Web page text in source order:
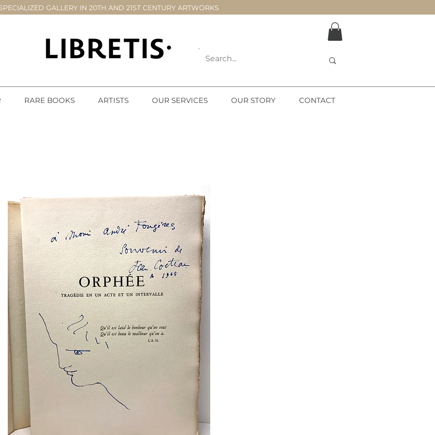
GALLERY IN 20TH AND 21ST CENTURY ARTWORKS
RARE BOOKS ARTISTS OUR SERVICES OUR STORY CONTACT